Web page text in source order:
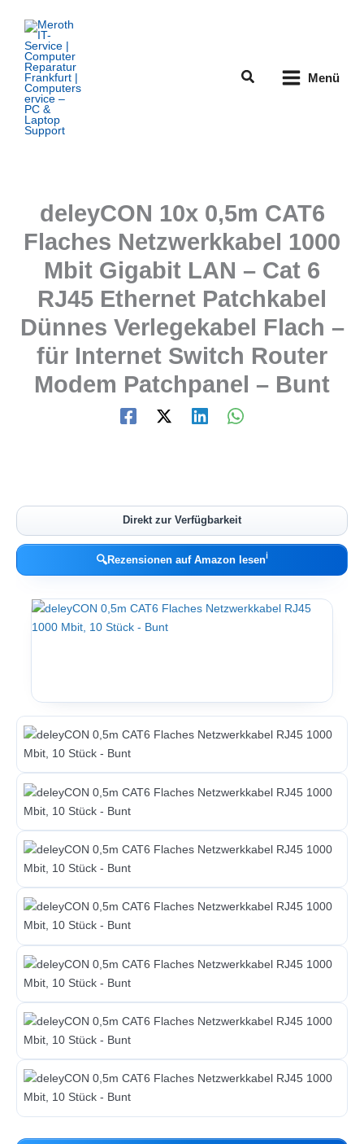
Inhalt
springen
Suchen Menü
deleyCON 10x 0,5m CAT6
Flaches Netzwerkkabel 1000
Mbit Gigabit LAN – Cat 6
RJ45 Ethernet Patchkabel
Dünnes Verlegekabel Flach –
für Internet Switch Router
Modem Patchpanel – Bunt
Direkt zur Verfügbarkeit
🔍Rezensionen auf Amazon lesenℹ︎